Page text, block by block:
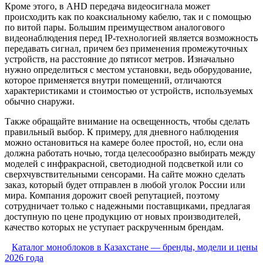
Кроме этого, в AHD передача видеосигнала может
происходить как по коаксиальному кабелю, так и с помощью
по витой пары. Большим преимуществом аналогового
видеонаблюдения перед IP-технологией является возможность
передавать сигнал, причем без применения промежуточных
устройств, на расстояние до пятисот метров. Изначально
нужно определиться с местом установки, ведь оборудование,
которое применяется внутри помещений, отличаются
характеристиками и стоимостью от устройств, используемых
обычно снаружи.
Также обращайте внимание на освещенность, чтобы сделать
правильный выбор. К примеру, для дневного наблюдения
можно остановиться на камере более простой, но, если она
должна работать ночью, тогда целесообразно выбирать между
моделей с инфракрасной, светодиодной подсветкой или со
сверхчувствительными сенсорами. На сайте можно сделать
заказ, который будет отправлен в любой уголок России или
мира. Компания дорожит своей репутацией, поэтому
сотрудничает только с надежными поставщиками, предлагая
доступную по цене продукцию от новых производителей,
качество которых не уступает раскрученным брендам.
Каталог моноблоков в Казахстане — бренды, модели и цены
2026 года